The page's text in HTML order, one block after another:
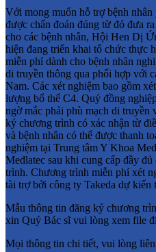
Với mong muốn hỗ trợ bệnh
được chẩn đoán đúng từ đó đưa
cho các bệnh nhân, Hội Hen Dị
hiện đang triển khai tổ chức thực
miễn phí dành cho bệnh nhân
di truyền thông qua phối hợp với
Nam. Các xét nghiệm bao gồm
lượng bổ thể C4. Quý đồng
ngờ mắc phải phù mạch di
ký chương trình có xác nhận từ
và bệnh nhân có thể được thanh
nghiệm tại Trung tâm Y Khoa
Medlatec sau khi cung cấp đầy
trình. Chương trình miễn phí xét
tài trợ bởi công ty Takeda dự kiến
Mẫu thông tin đăng ký chương
xin Quý Bác sĩ vui lòng xem file
Mọi thông tin chi tiết, vui lòng